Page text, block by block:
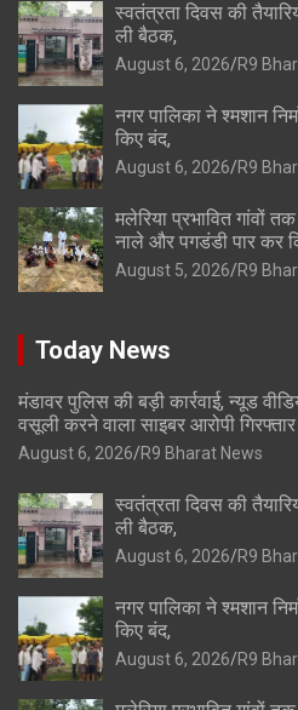
स्वतंत्रता दिवस की
ली बैठक,
August 6, 2026 R9
नगर पालिका ने श्मशान
किए बंद,
August 6, 2026 R9
मलेरिया प्रभावित गांवों
नाले और पगडंडी पार कर
August 5, 2026 R9
Today News
मंडावर पुलिस की बड़ी कार्रवाई, न्यूड
वसूली करने वाला साइबर आरोपी गिरफ्तार
August 6, 2026 R9 Bharat News
स्वतंत्रता दिवस की
ली बैठक,
August 6, 2026 R9
नगर पालिका ने श्मशान
किए बंद,
August 6, 2026 R9